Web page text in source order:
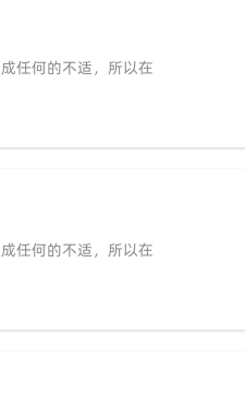
任何的不适，所以在
任何的不适，所以在